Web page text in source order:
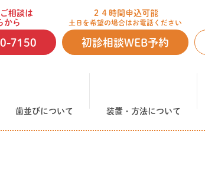
相談は
から
7150
２４時間申込可能
土日を希望の場合はお電話ください
初診相談WEB予約
歯並びについて 装置・方法について